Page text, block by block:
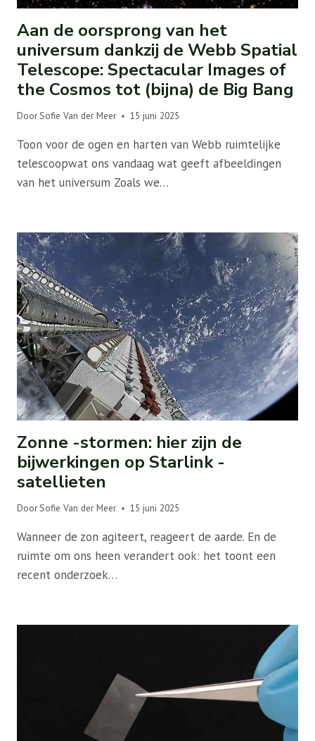
Aan de oorsprong van het
universum dankzij de Webb Spatial
Telescope: Spectacular Images of
the Cosmos tot (bijna) de Big Bang
DoorSofie Van der Meer 15 juni 2025
Toon voor de ogen en harten van Webb ruimtelijke
telescoopwat ons vandaag wat geeft afbeeldingen
van het universum Zoals we…
Zonne -stormen: hier zijn de
bijwerkingen op Starlink -
satellieten
DoorSofie Van der Meer 15 juni 2025
Wanneer de zon agiteert, reageert de aarde. En de
ruimte om ons heen verandert ook: het toont een
recent onderzoek…